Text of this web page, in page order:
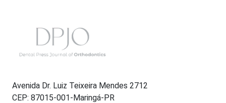
Avenida Dr. Luiz Teixeira Mendes 2712
CEP: 87015-001-Maringá-PR